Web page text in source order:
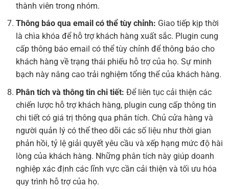
thành viên trong nhóm.
Thông báo qua email có thể tùy chỉnh: Giao tiếp kịp thời
là chìa khóa để hỗ trợ khách hàng xuất sắc. Plugin cung
cấp thông báo email có thể tùy chỉnh để thông báo cho
khách hàng về trạng thái phiếu hỗ trợ của họ. Sự minh
bạch này nâng cao trải nghiệm tổng thể của khách hàng.
Phân tích và thông tin chi tiết: Để liên tục cải thiện các
chiến lược hỗ trợ khách hàng, plugin cung cấp thông tin
chi tiết có giá trị thông qua phân tích. Chủ cửa hàng và
người quản lý có thể theo dõi các số liệu như thời gian
phản hồi, tỷ lệ giải quyết yêu cầu và xếp hạng mức độ hài
lòng của khách hàng. Những phân tích này giúp doanh
nghiệp xác định các lĩnh vực cần cải thiện và tối ưu hóa
quy trình hỗ trợ của họ.